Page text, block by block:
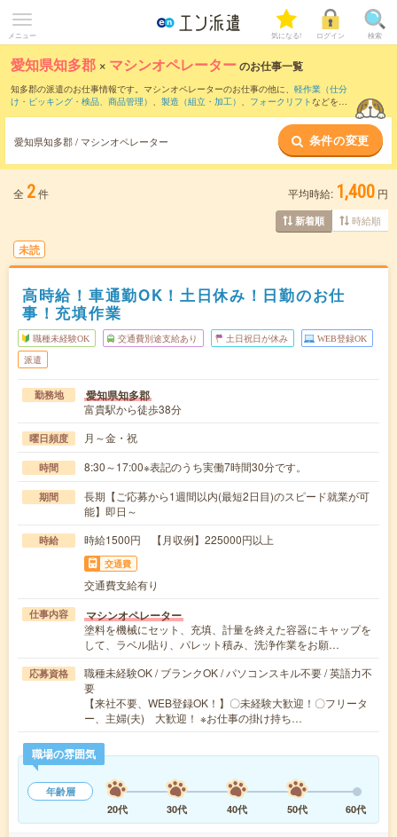
メニュー 気になる! ログイン 検索
愛知県知多郡 × マシンオペレーターのお仕事一覧
知多郡の派遣のお仕事情報です。マシンオペレーターのお仕事の他に、 軽作業（仕分
け・ピッキング・検品、商品管理） 、 製造（組立・加工） 、 フォークリフトなどを取
マシンオペレーターのお仕事とは？とは？
愛知県知多郡 / マシンオペレーター 条件の変更
全 2件 平均時給: 1,400 円
新着順 時給順
未読
高時給！車通勤OK！土日休み！日勤のお仕
事！充填作業
職種未経験OK 交通費別途支給あり 土日祝日が休み WEB登録OK
派遣
勤務地 愛知県知多郡
富貴駅から徒歩38分
曜日頻度 月～金・祝
時間 8:30～17:00※表記のうち実働7時間30分です。
期間
長期【ご応募から1週間以内(最短2日目)のスピード就業が可
能】即日～
時給 時給1500円 【月収例】225000円以上
交通費
交通費支給有り
仕事内容 マシンオペレーター
塗料を機械にセット、充填、計量を終えた容器にキャップを
して、ラベル貼り、パレット積み、洗浄作業をお願…
応募資格
職種未経験OK / ブランクOK / パソコンスキル不要 / 英語力不
要
【来社不要、WEB登録OK！】〇未経験大歓迎！〇フリータ
ー、主婦(夫) 大歓迎！ ※お仕事の掛け持ち…
職場の雰囲気
年齢層
20代
30代 40代 50代 60代